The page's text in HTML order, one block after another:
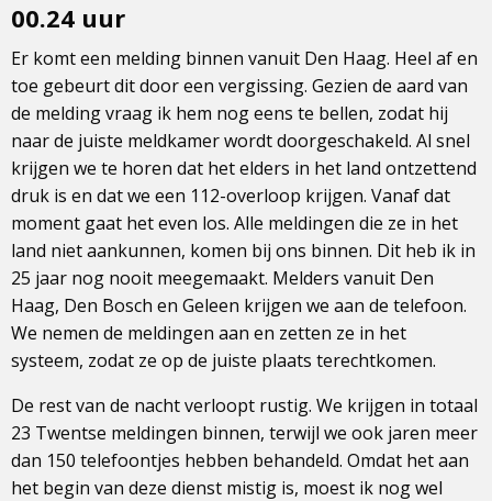
00.24 uur
Er komt een melding binnen vanuit Den Haag. Heel af en
toe gebeurt dit door een vergissing. Gezien de aard van
de melding vraag ik hem nog eens te bellen, zodat hij
naar de juiste meldkamer wordt doorgeschakeld. Al snel
krijgen we te horen dat het elders in het land ontzettend
druk is en dat we een 112-overloop krijgen. Vanaf dat
moment gaat het even los. Alle meldingen die ze in het
land niet aankunnen, komen bij ons binnen. Dit heb ik in
25 jaar nog nooit meegemaakt. Melders vanuit Den
Haag, Den Bosch en Geleen krijgen we aan de telefoon.
We nemen de meldingen aan en zetten ze in het
systeem, zodat ze op de juiste plaats terechtkomen.
De rest van de nacht verloopt rustig. We krijgen in totaal
23 Twentse meldingen binnen, terwijl we ook jaren meer
dan 150 telefoontjes hebben behandeld. Omdat het aan
het begin van deze dienst mistig is, moest ik nog wel